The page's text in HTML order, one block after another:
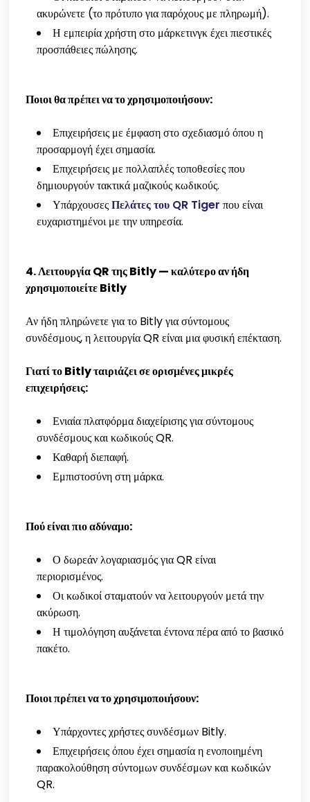
ακυρώνετε (το πρότυπο για παρόχους με πληρωμή).
Η εμπειρία χρήστη στο μάρκετινγκ έχει πιεστικές
προσπάθειες πώλησης.
Ποιοι θα πρέπει να το χρησιμοποιήσουν:
Επιχειρήσεις με έμφαση στο σχεδιασμό όπου η
προσαρμογή έχει σημασία.
Επιχειρήσεις με πολλαπλές τοποθεσίες που
δημιουργούν τακτικά μαζικούς κωδικούς.
ΥπάρχουσεςΠελάτες του QR Tiger που είναι
ευχαριστημένοι με την υπηρεσία.
4. Λειτουργία QR της Bitly — καλύτερο αν ήδη
χρησιμοποιείτε Bitly
Αν ήδη πληρώνετε για το Bitly για σύντομους
συνδέσμους, η λειτουργία QR είναι μια φυσική επέκταση.
Γιατί το Bitly ταιριάζει σε ορισμένες μικρές
επιχειρήσεις:
Ενιαία πλατφόρμα διαχείρισης για σύντομους
συνδέσμους και κωδικούς QR.
Καθαρή διεπαφή.
Εμπιστοσύνη στη μάρκα.
Πού είναι πιο αδύναμο:
Ο δωρεάν λογαριασμός για QR είναι
περιορισμένος.
Οι κωδικοί σταματούν να λειτουργούν μετά την
ακύρωση.
Η τιμολόγηση αυξάνεται έντονα πέρα από το βασικό
πακέτο.
Ποιοι πρέπει να το χρησιμοποιήσουν:
Υπάρχοντες χρήστες συνδέσμων Bitly.
Επιχειρήσεις όπου έχει σημασία η ενοποιημένη
παρακολούθηση σύντομων συνδέσμων και κωδικών
QR.